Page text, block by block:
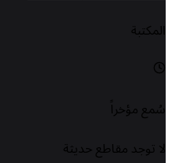
المكتبة
سُمع مؤخراً
لا توجد مقاطع حديثة